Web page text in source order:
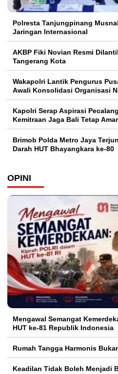
Polresta Tanjungpinang
Jaringan Internasional
AKBP Fiki Novian Resmi
Tangerang Kota
Wakapolri Lantik Pengurus
Awali Konsolidasi Organisasi
Kapolri Serap Aspirasi
Kemitraan Jaga Bali Tetap
Brimob Polda Metro Jaya
Darah HUT Bhayangkara ke-80
OPINI
Mengawal Semangat
HUT ke-81 Republik Indonesia
Rumah Tangga Harmonis
Keadilan Tidak Boleh Menjadi